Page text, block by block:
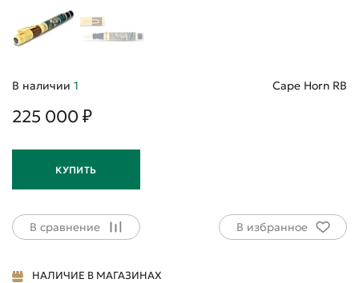
В наличии 1 Cape Horn RB
225 000 ₽
КУПИТЬ
В сравнение В избранное
НАЛИЧИЕ В МАГАЗИНАХ